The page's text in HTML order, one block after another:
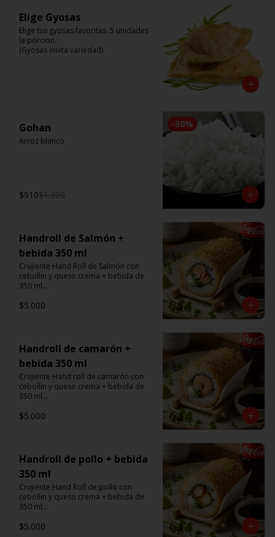
Elige Gyosas
Elige tus gyosas favoritas. 5 unidades
la porcion.
(Gyosas mixta variedad)
-30%
Gohan
Arroz blanco
$910$1.300
Handroll de Salmón +
bebida 350 ml
Crujiente Hand Roll de Salmón con
cebollin y queso crema + bebida de
350 ml
Promoción valida de Lunes a viernes
$5.000
Handroll de camarón +
bebida 350 ml
Crujiente Hand roll de camarón con
cebollin y queso crema + bebida de
350 ml
Promoción valida de Lunes a viernes
$5.000
Handroll de pollo + bebida
350 ml
Crujiente Hand Roll de pollo con
cebollin y queso crema + bebida de
350 ml
Promoción valida de Lunes a viernes
$5.000